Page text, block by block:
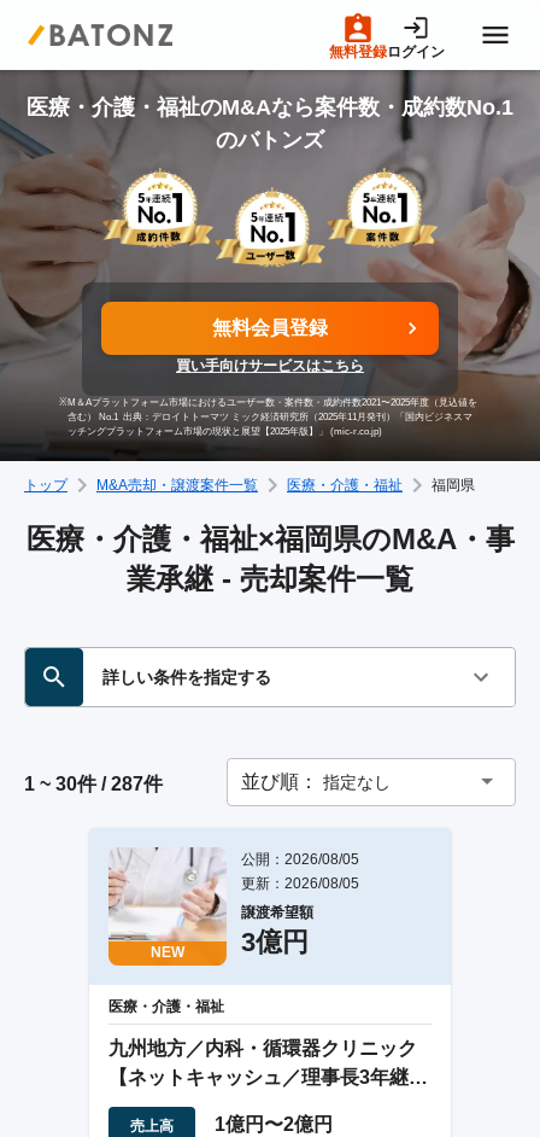
無料登録ログイン
トップページ
M&A案件一覧
売りたい方へ
買いたい方へ
成約事例
M&A専門家の方へ
医療・介護・福祉のM&Aなら案件数・成約数No.1
のバトンズ
無料会員登録
買い手向けサービスはこちら
※M＆Aプラットフォーム市場におけるユーザー数・案件数・成約件数2021〜2025年度（見込値を
含む） No.1 出典：デロイトトーマツ ミック経済研究所（2025年11月発刊）「国内ビジネスマ
ッチングプラットフォーム市場の現状と展望【2025年版】」 (mic-r.co.jp)
トップ M&A売却・譲渡案件一覧 医療・介護・福祉 福岡県
医療・介護・福祉×福岡県のM&A・事
業承継 - 売却案件一覧
詳しい条件を指定する
1 ~ 30件 / 287件 並び順： 指定なし
NEW
公開：2026/08/05
更新：2026/08/05
譲渡希望額
3億円
医療・介護・福祉
九州地方／内科・循環器クリニック
【ネットキャッシュ／理事長3年継続
勤務可能】
売上高 1億円〜2億円